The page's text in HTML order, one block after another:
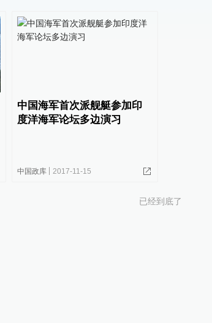
中国海军首次派舰艇参加印
度洋海军论坛多边演习
中国政库 2017-11-15
已经到底了